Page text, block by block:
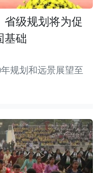
级规划将为促
基础
年规划和远景展望至